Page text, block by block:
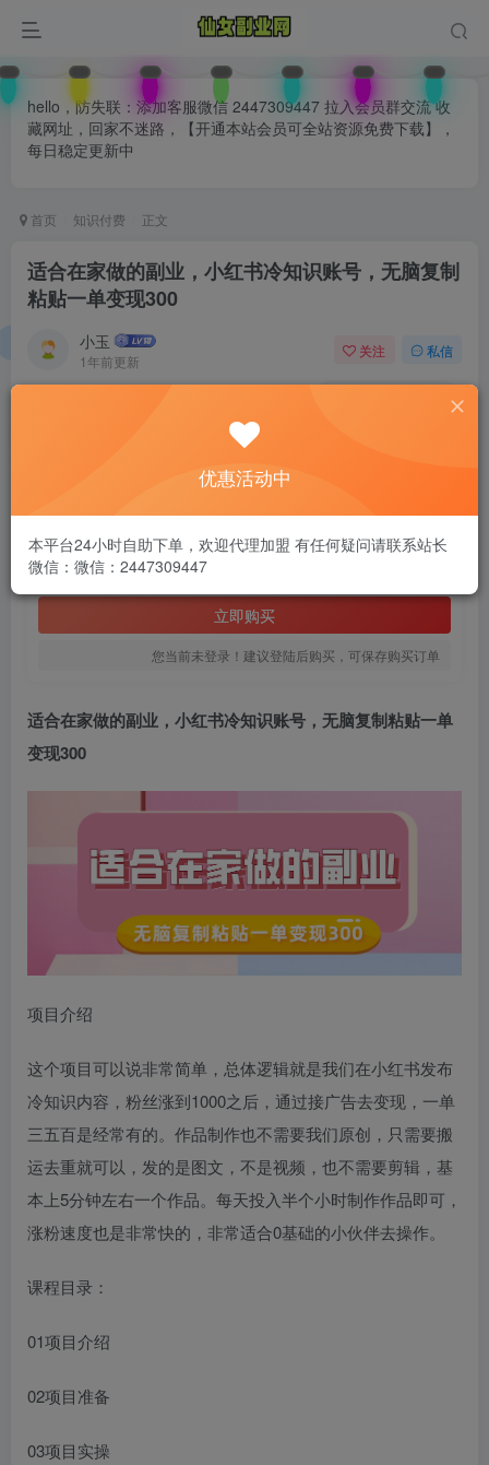
hello，防失联：添加客服微信 2447309447 拉入会员群交流 收
藏网址，回家不迷路，【开通本站会员可全站资源免费下载】，
每日稳定更新中
首页 知识付费 正文
适合在家做的副业，小红书冷知识账号，无脑复制
粘贴一单变现300
小玉
1年前更新
关注 私信
0 157 68
此内容为付费阅读，请付费后查看
￥1.99
黄金会员免费
立即购买
您当前未登录！建议登陆后购买，可保存购买订单
适合在家做的副业， 小红书冷知识账号 ，无脑复制粘贴一单
变现300
项目介绍
这个项目可以说非常简单，总体逻辑就是我们在小红书发布
冷知识内容，粉丝涨到1000之后，通过接广告去变现，一单
三五百是经常有的。作品制作也不需要我们原创，只需要搬
运去重就可以，发的是图文，不是视频，也不需要剪辑，基
本上5分钟左右一个作品。每天投入半个小时制作作品即可，
涨粉速度也是非常快的，非常适合0基础的小伙伴去操作。
课程目录：
01项目介绍
02项目准备
03项目实操
优惠活动中
本平台24小时自助下单，欢迎代理加盟 有任何疑问请联系站长
微信：微信：2447309447